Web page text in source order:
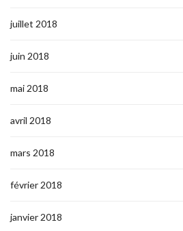
juillet 2018
juin 2018
mai 2018
avril 2018
mars 2018
février 2018
janvier 2018